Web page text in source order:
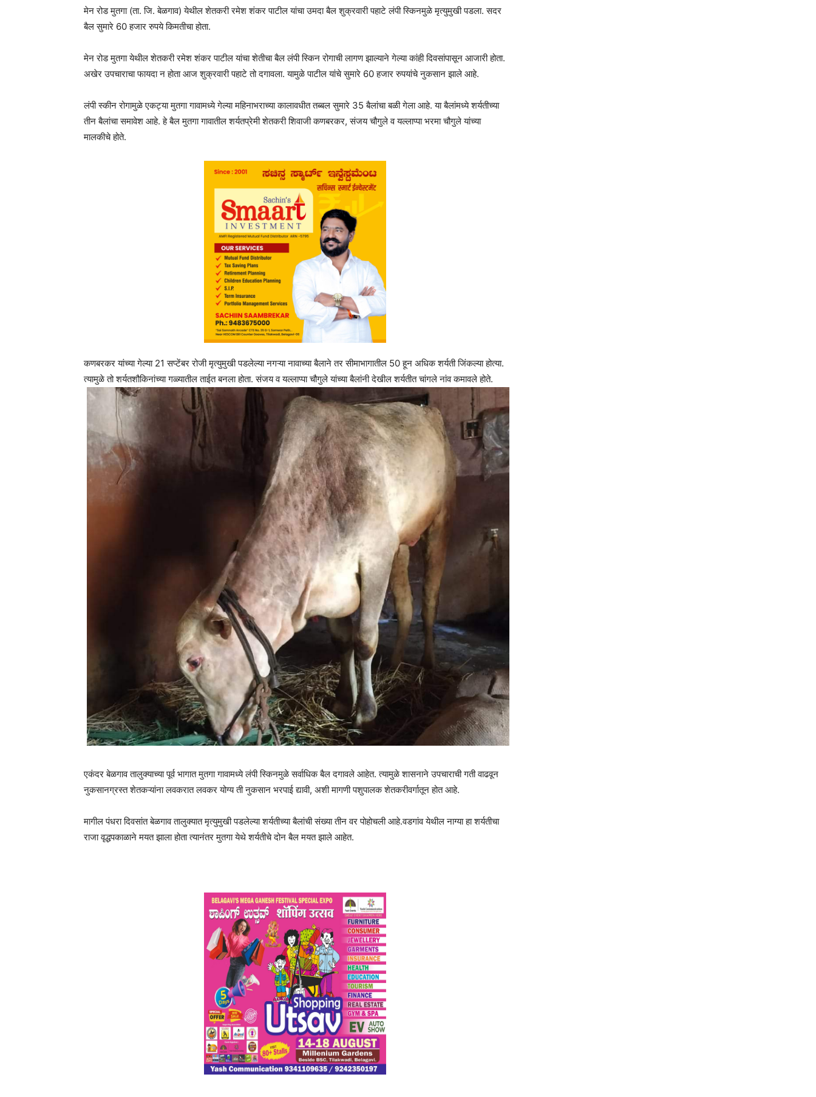
मेन रोड मुतगा (ता. जि. बेळगाव) येथील शेतकरी रमेश शंकर पाटील यांचा उमदा बैल शुक्रवारी पहाटे लंपी स्किनमुळे मृत्युमुखी पडला. सदर
बैल सुमारे 60 हजार रुपये किमतीचा होता.
मेन रोड मुतगा येथील शेतकरी रमेश शंकर पाटील यांचा शेतीचा बैल लंपी स्किन रोगाची लागण झाल्याने गेल्या कांही दिवसांपासून आजारी होता.
अखेर उपचाराचा फायदा न होता आज शुक्रवारी पहाटे तो दगावला. यामुळे पाटील यांचे सुमारे 60 हजार रुपयांचे नुकसान झाले आहे.
लंपी स्कीन रोगामुळे एकट्या मुतगा गावामध्ये गेल्या महिनाभराच्या कालावधीत तब्बल सुमारे 35 बैलांचा बळी गेला आहे. या बैलांमध्ये शर्यतीच्या
तीन बैलांचा समावेश आहे. हे बैल मुतगा गावातील शर्यतप्रेमी शेतकरी शिवाजी कणबरकर, संजय चौगुले व यल्लाप्पा भरमा चौगुले यांच्या
मालकीचे होते.
कणबरकर यांच्या गेल्या 21 सप्टेंबर रोजी मृत्युमुखी पडलेल्या नगऱ्या नावाच्या बैलाने तर सीमाभागातील 50 हून अधिक शर्यती जिंकल्या होत्या.
त्यामुळे तो शर्यतशौकिनांच्या गळ्यातील ताईत बनला होता. संजय व यल्लाप्पा चौगुले यांच्या बैलांनी देखील शर्यतीत चांगले नांव कमावले होते.
एकंदर बेळगाव तालुक्याच्या पूर्व भागात मुतगा गावामध्ये लंपी स्किनमुळे सर्वाधिक बैल दगावले आहेत. त्यामुळे शासनाने उपचाराची गती वाढवून
नुकसानग्रस्त शेतकऱ्यांना लवकरात लवकर योग्य ती नुकसान भरपाई द्यावी, अशी मागणी पशुपालक शेतकरीवर्गातून होत आहे.
मागील पंधरा दिवसांत बेळगाव तालुक्यात मृत्युमुखी पडलेल्या शर्यतीच्या बैलांची संख्या तीन वर पोहोचली आहे.वडगांव येथील नाग्या हा शर्यतीचा
राजा वृद्धपकाळाने मयत झाला होता त्यानंतर मुतगा येथे शर्यतीचे दोन बैल मयत झाले आहेत.